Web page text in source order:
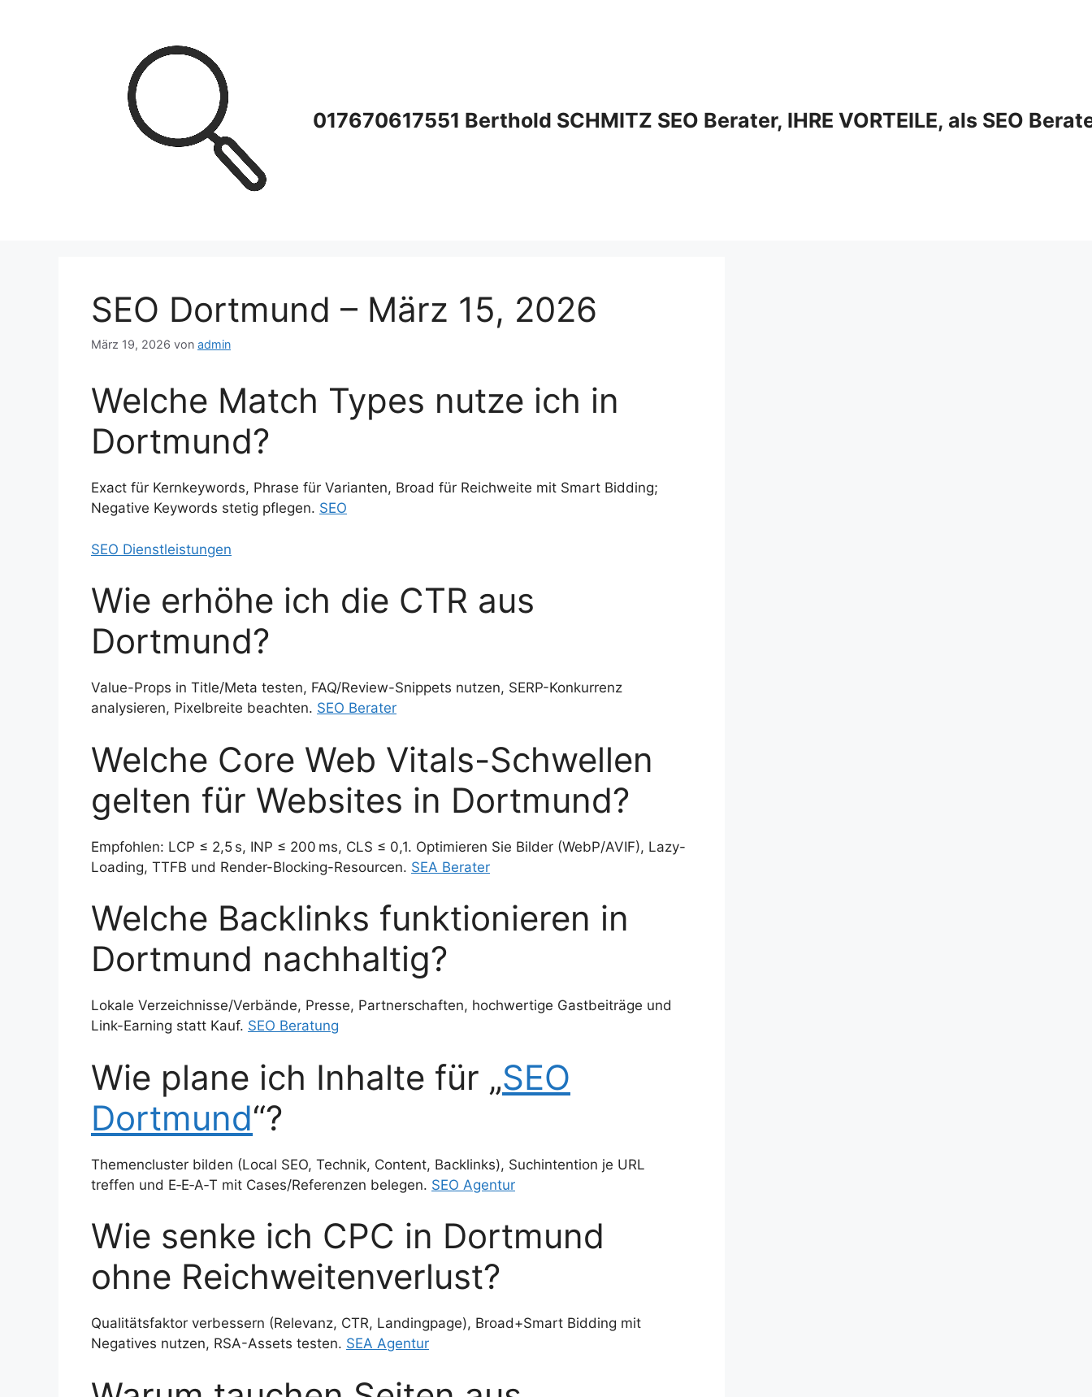
017670617551 Berthold SCHMITZ SEO Berater, IHRE VORTEILE, als SEO
SEO Dortmund – März 15, 2026
März 19, 2026 von admin
Welche Match Types nutze ich in
Dortmund?
Exact für Kernkeywords, Phrase für Varianten, Broad für Reichweite mit Smart Bidding;
Negative Keywords stetig pflegen. SEO
SEO Dienstleistungen
Wie erhöhe ich die CTR aus
Dortmund?
Value-Props in Title/Meta testen, FAQ/Review-Snippets nutzen, SERP-Konkurrenz
analysieren, Pixelbreite beachten. SEO Berater
Welche Core Web Vitals-Schwellen
gelten für Websites in Dortmund?
Empfohlen: LCP ≤ 2,5 s, INP ≤ 200 ms, CLS ≤ 0,1. Optimieren Sie Bilder (WebP/AVIF), Lazy-
Loading, TTFB und Render-Blocking-Resourcen. SEA Berater
Welche Backlinks funktionieren in
Dortmund nachhaltig?
Lokale Verzeichnisse/Verbände, Presse, Partnerschaften, hochwertige Gastbeiträge und
Link-Earning statt Kauf. SEO Beratung
Wie plane ich Inhalte für „SEO
Dortmund“?
Themencluster bilden (Local SEO, Technik, Content, Backlinks), Suchintention je URL
treffen und E‑E‑A‑T mit Cases/Referenzen belegen. SEO Agentur
Wie senke ich CPC in Dortmund
ohne Reichweitenverlust?
Qualitätsfaktor verbessern (Relevanz, CTR, Landingpage), Broad+Smart Bidding mit
Negatives nutzen, RSA-Assets testen. SEA Agentur